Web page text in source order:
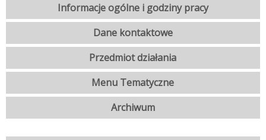
Informacje ogólne i godziny pracy
Dane kontaktowe
Przedmiot działania
Menu Tematyczne
Archiwum